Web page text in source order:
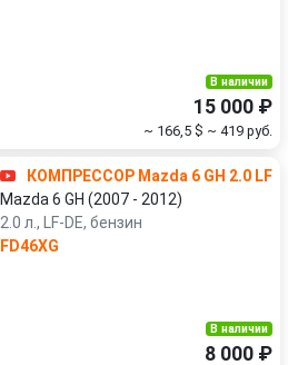
В наличии
15 000 ₽
~ 166,5 $ ~ 419 руб.
КОМПРЕССОР Mazda 6 GH 2.0 LF
Mazda 6 GH (2007 - 2012)
2.0 л., LF-DE, бензин
FD46XG
В наличии
8 000 ₽